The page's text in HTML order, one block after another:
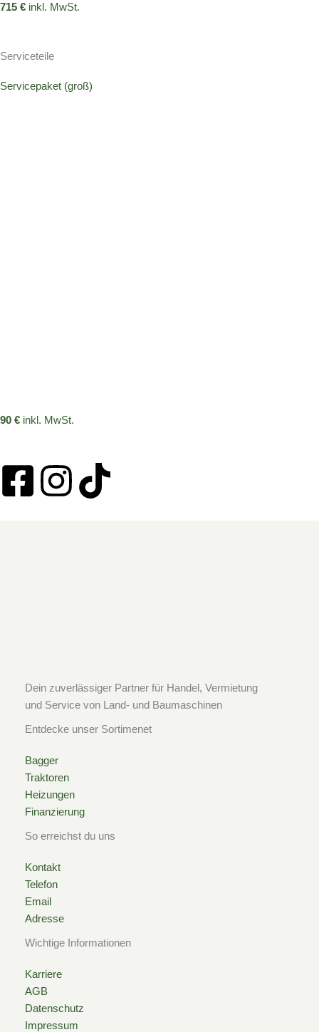
715 € inkl. MwSt.
Serviceteile
Servicepaket (groß)
90 € inkl. MwSt.
F
o
k
-
s
q
u
a
r
e
I
r
a
m
T
Dein zuverlässiger Partner für Handel, Vermietung
und Service von Land- und Baumaschinen
Entdecke unser Sortimenet
Bagger
Traktoren
Heizungen
Finanzierung
So erreichst du uns
Kontakt
Telefon
Email
Adresse
Wichtige Informationen
Karriere
AGB
Datenschutz
Impressum